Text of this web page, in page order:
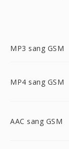
MP3 sang GSM
MP4 sang GSM
AAC sang GSM